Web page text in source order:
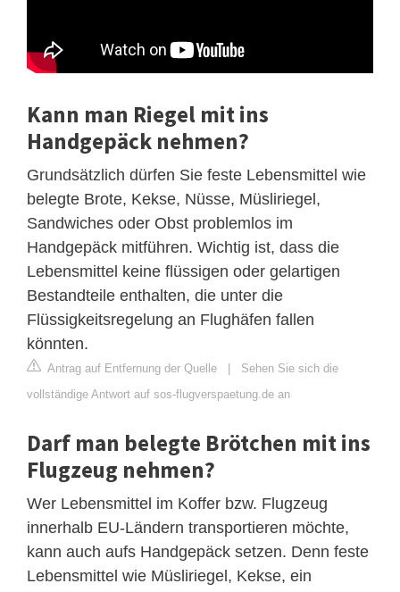
Kann man Riegel mit ins
Handgepäck nehmen?
Grundsätzlich dürfen Sie feste Lebensmittel wie
belegte Brote, Kekse, Nüsse, Müsliriegel,
Sandwiches oder Obst problemlos im
Handgepäck mitführen. Wichtig ist, dass die
Lebensmittel keine flüssigen oder gelartigen
Bestandteile enthalten, die unter die
Flüssigkeitsregelung an Flughäfen fallen
könnten.
Antrag auf Entfernung der Quelle | Sehen Sie sich die
vollständige Antwort auf sos-flugverspaetung.de an
Darf man belegte Brötchen mit ins
Flugzeug nehmen?
Wer Lebensmittel im Koffer bzw. Flugzeug
innerhalb EU-Ländern transportieren möchte,
kann auch aufs Handgepäck setzen. Denn feste
Lebensmittel wie Müsliriegel, Kekse, ein